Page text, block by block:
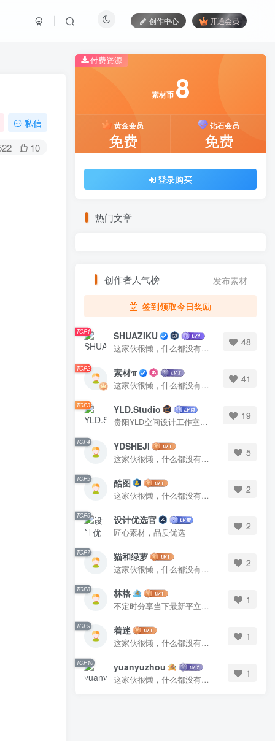
创作中心 开通会员
私信
10
付费资源
素材币 8
黄金会员
免费
钻石会员
免费
登录购买
热门文章
创作者人气榜 发布素材
签到领取今日奖励
TOP1 SHUAZIKU
这家伙很懒，什么都没有写...
48
TOP2 素材π
这家伙很懒，什么都没有写...
41
TOP3 YLD.Studio
贵阳YLD空间设计工作室，高端设计图库 ADVANCED CAD TEMPLATE 系列作者。联系邮箱：yld.studio@foxmail.com
19
TOP4 YDSHEJI
这家伙很懒，什么都没有写...
5
TOP5 酷图
这家伙很懒，什么都没有写...
2
TOP6 设计优选官
匠心素材，品质优选
2
TOP7 猫和绿萝
这家伙很懒，什么都没有写...
2
TOP8 林格
不定时分享当下最新平立面图库
1
TOP9 着迷
这家伙很懒，什么都没有写...
1
TOP10 yuanyuzhou
这家伙很懒，什么都没有写...
1
素材币 8
黄金会员
免费
钻石会员
免费
登录购买
发布素材
TOP1 SHUAZIKU
这家伙很懒，什么都没有写...
48
TOP2 素材π
这家伙很懒，什么都没有写...
41
TOP3 YLD.Studio
贵阳YLD空间设计工作室，高端设计图库 ADVANCED CAD TEMPLATE 系列作者。联系邮箱：yld.studio@foxmail.com
19
TOP4 YDSHEJI
这家伙很懒，什么都没有写...
5
TOP5 酷图
这家伙很懒，什么都没有写...
2
TOP6 设计优选官
匠心素材，品质优选
2
TOP7 猫和绿萝
这家伙很懒，什么都没有写...
2
TOP8 林格
不定时分享当下最新平立面图库
1
TOP9 着迷
这家伙很懒，什么都没有写...
1
TOP10 yuanyuzhou
这家伙很懒，什么都没有写...
1